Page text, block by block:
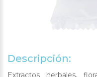
Descripción:
Extractos herbales,